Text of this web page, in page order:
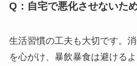
Q：自宅で悪化させないた
生活習慣の工夫も大切です。
を心がけ、暴飲暴食は避けるよ